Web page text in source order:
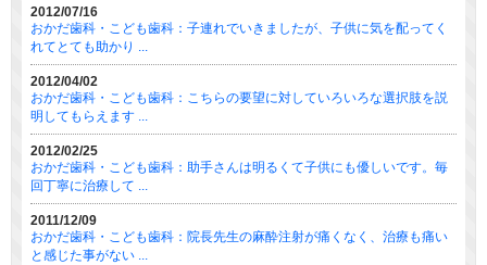
2012/07/16
おかだ歯科・こども歯科：子連れでいきましたが、子供に気を配ってく
れてとても助かり ...
2012/04/02
おかだ歯科・こども歯科：こちらの要望に対していろいろな選択肢を説
明してもらえます ...
2012/02/25
おかだ歯科・こども歯科：助手さんは明るくて子供にも優しいです。毎
回丁寧に治療して ...
2011/12/09
おかだ歯科・こども歯科：院長先生の麻酔注射が痛くなく、治療も痛い
と感じた事がない ...